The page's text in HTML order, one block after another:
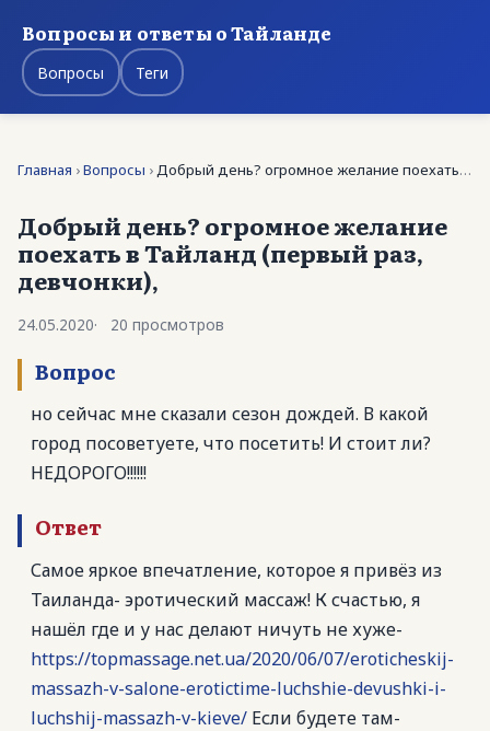
Вопросы и ответы о Тайланде
Вопросы Теги
Главная ›Вопросы ›Добрый день? огромное желание поехать в Тайланд …
Добрый день? огромное желание
поехать в Тайланд (первый раз,
девчонки),
24.05.2020 20 просмотров
Вопрос
но сейчас мне сказали сезон дождей. В какой
город посоветуете, что посетить! И стоит ли?
НЕДОРОГО!!!!!!
Ответ
Самое яркое впечатление, которое я привёз из
Таиланда- эротический массаж! К счастью, я
нашёл где и у нас делают ничуть не хуже-
https://topmassage.net.ua/2020/06/07/eroticheskij-
massazh-v-salone-erotictime-luchshie-devushki-i-
luchshij-massazh-v-kieve/ Если будете там-